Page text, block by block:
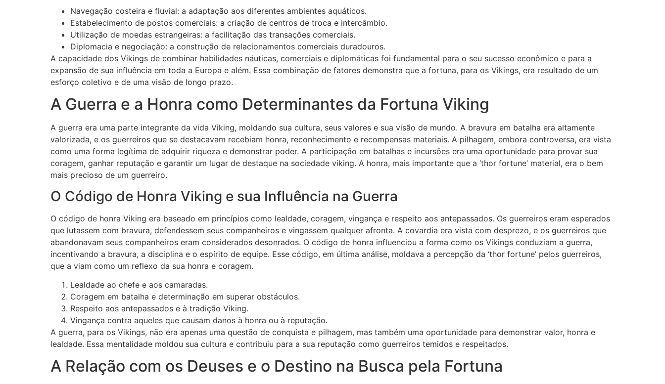
Navegação costeira e fluvial: a adaptação aos diferentes ambientes aquáticos.
Estabelecimento de postos comerciais: a criação de centros de troca e intercâmbio.
Utilização de moedas estrangeiras: a facilitação das transações comerciais.
Diplomacia e negociação: a construção de relacionamentos comerciais duradouros.
A capacidade dos Vikings de combinar habilidades náuticas, comerciais e diplomáticas foi fundamental para o seu sucesso econômico e para a
expansão de sua influência em toda a Europa e além. Essa combinação de fatores demonstra que a fortuna, para os Vikings, era resultado de um
esforço coletivo e de uma visão de longo prazo.
A Guerra e a Honra como Determinantes da Fortuna Viking
A guerra era uma parte integrante da vida Viking, moldando sua cultura, seus valores e sua visão de mundo. A bravura em batalha era altamente
valorizada, e os guerreiros que se destacavam recebiam honra, reconhecimento e recompensas materiais. A pilhagem, embora controversa, era vista
como uma forma legítima de adquirir riqueza e demonstrar poder. A participação em batalhas e incursões era uma oportunidade para provar sua
coragem, ganhar reputação e garantir um lugar de destaque na sociedade viking. A honra, mais importante que a ‘thor fortune’ material, era o bem
mais precioso de um guerreiro.
O Código de Honra Viking e sua Influência na Guerra
O código de honra Viking era baseado em princípios como lealdade, coragem, vingança e respeito aos antepassados. Os guerreiros eram esperados
que lutassem com bravura, defendessem seus companheiros e vingassem qualquer afronta. A covardia era vista com desprezo, e os guerreiros que
abandonavam seus companheiros eram considerados desonrados. O código de honra influenciou a forma como os Vikings conduziam a guerra,
incentivando a bravura, a disciplina e o espírito de equipe. Esse código, em última análise, moldava a percepção da ‘thor fortune’ pelos guerreiros,
que a viam como um reflexo da sua honra e coragem.
Lealdade ao chefe e aos camaradas.
Coragem em batalha e determinação em superar obstáculos.
Respeito aos antepassados e à tradição Viking.
Vingança contra aqueles que causam danos à honra ou à reputação.
A guerra, para os Vikings, não era apenas uma questão de conquista e pilhagem, mas também uma oportunidade para demonstrar valor, honra e
lealdade. Essa mentalidade moldou sua cultura e contribuiu para a sua reputação como guerreiros temidos e respeitados.
A Relação com os Deuses e o Destino na Busca pela Fortuna